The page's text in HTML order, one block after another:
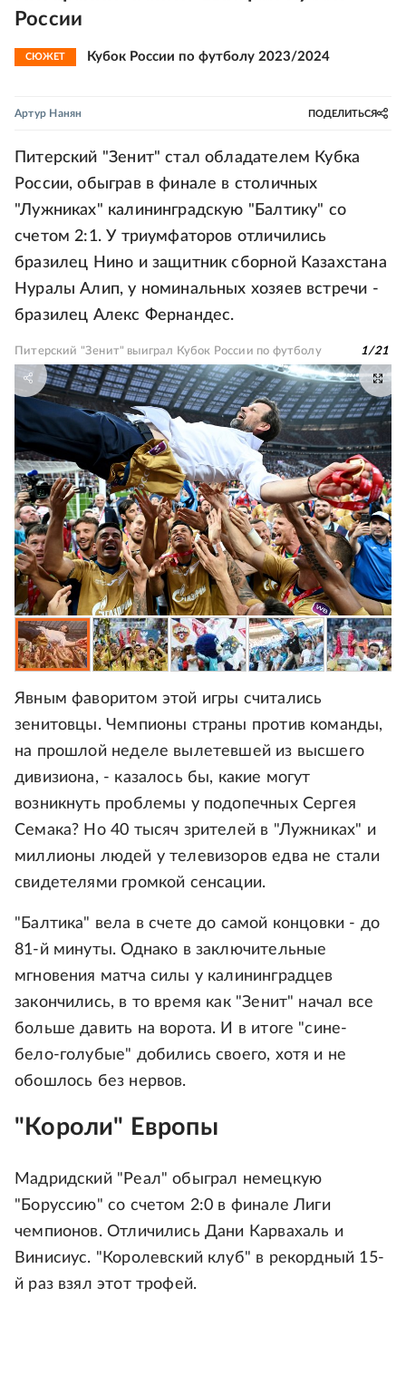
России
СЮЖЕТ Кубок России по футболу 2023/2024
Артур Нанян ПОДЕЛИТЬСЯ
Питерский "Зенит" стал обладателем Кубка
России, обыграв в финале в столичных
"Лужниках" калининградскую "Балтику" со
счетом 2:1. У триумфаторов отличились
бразилец Нино и защитник сборной Казахстана
Нуралы Алип, у номинальных хозяев встречи -
бразилец Алекс Фернандес.
Питерский "Зенит" выиграл Кубок России по футболу 1/21
Явным фаворитом этой игры считались
зенитовцы. Чемпионы страны против команды,
на прошлой неделе вылетевшей из высшего
дивизиона, - казалось бы, какие могут
возникнуть проблемы у подопечных Сергея
Семака? Но 40 тысяч зрителей в "Лужниках" и
миллионы людей у телевизоров едва не стали
свидетелями громкой сенсации.
"Балтика" вела в счете до самой концовки - до
81-й минуты. Однако в заключительные
мгновения матча силы у калининградцев
закончились, в то время как "Зенит" начал все
больше давить на ворота. И в итоге "сине-
бело-голубые" добились своего, хотя и не
обошлось без нервов.
"Короли" Европы
Мадридский "Реал" обыграл немецкую
"Боруссию" со счетом 2:0 в финале Лиги
чемпионов. Отличились Дани Карвахаль и
Винисиус. "Королевский клуб" в рекордный 15-
й раз взял этот трофей.